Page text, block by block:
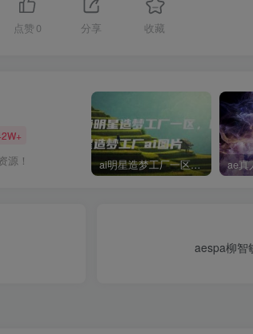
点赞 0 分享 收藏
源！ ai明星造梦工厂一区，明星造梦工厂ai图片
aespa柳智